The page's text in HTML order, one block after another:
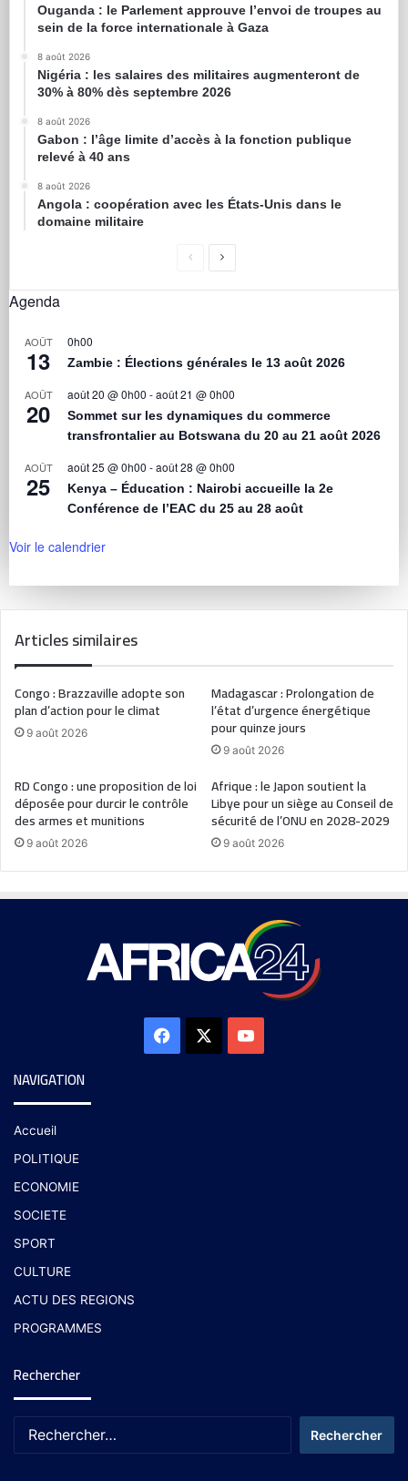
Ouganda : le Parlement approuve l’envoi de troupes au
sein de la force internationale à Gaza
8 août 2026
Nigéria : les salaires des militaires augmenteront de
30% à 80% dès septembre 2026
8 août 2026
Gabon : l’âge limite d’accès à la fonction publique
relevé à 40 ans
8 août 2026
Angola : coopération avec les États-Unis dans le
domaine militaire
Agenda
AOÛT
13
0h00
Zambie : Élections générales le 13 août 2026
AOÛT
20
août 20 @ 0h00 -août 21 @ 0h00
Sommet sur les dynamiques du commerce
transfrontalier au Botswana du 20 au 21 août 2026
AOÛT
25
août 25 @ 0h00 -août 28 @ 0h00
Kenya – Éducation : Nairobi accueille la 2e
Conférence de l’EAC du 25 au 28 août
Voir le calendrier
Articles similaires
Congo : Brazzaville adopte son
plan d’action pour le climat
9 août 2026
Madagascar : Prolongation de
l’état d’urgence énergétique
pour quinze jours
9 août 2026
RD Congo : une proposition de loi
déposée pour durcir le contrôle
des armes et munitions
9 août 2026
Afrique : le Japon soutient la
Libye pour un siège au Conseil de
sécurité de l’ONU en 2028-2029
9 août 2026
NAVIGATION
Accueil
POLITIQUE
ECONOMIE
SOCIETE
SPORT
CULTURE
ACTU DES REGIONS
PROGRAMMES
Rechercher